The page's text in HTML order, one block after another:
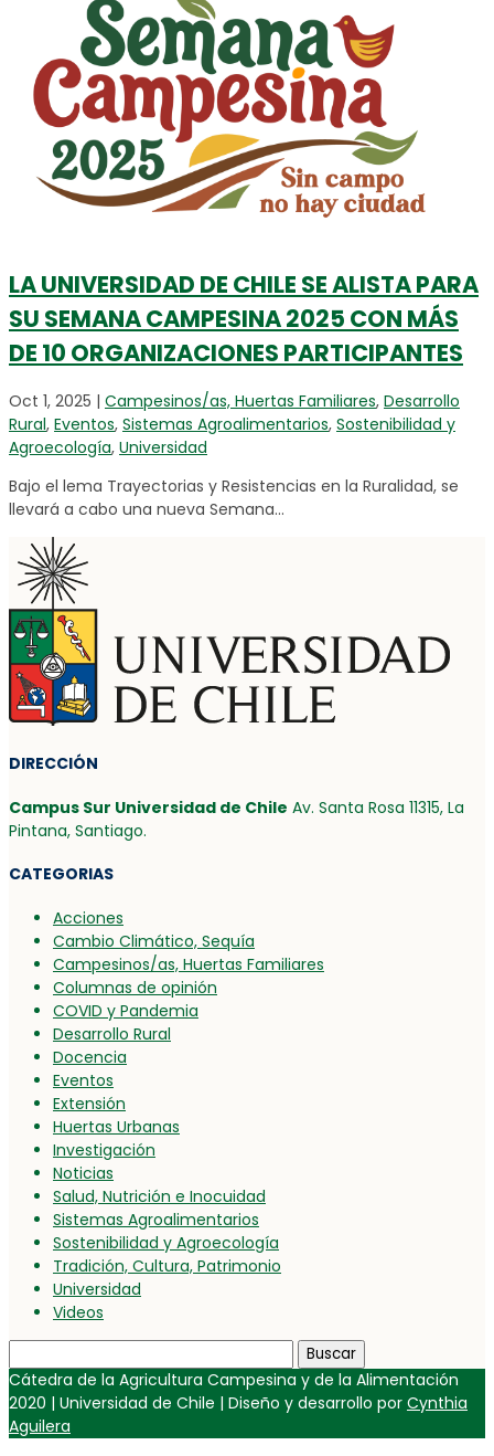
LA UNIVERSIDAD DE CHILE SE ALISTA PARA
SU SEMANA CAMPESINA 2025 CON MÁS
DE 10 ORGANIZACIONES PARTICIPANTES
Oct 1, 2025 | Campesinos/as, Huertas Familiares, Desarrollo
Rural, Eventos, Sistemas Agroalimentarios, Sostenibilidad y
Agroecología, Universidad
Bajo el lema Trayectorias y Resistencias en la Ruralidad, se
llevará a cabo una nueva Semana...
DIRECCIÓN
Campus Sur Universidad de Chile Av. Santa Rosa 11315, La
Pintana, Santiago.
CATEGORIAS
Acciones
Cambio Climático, Sequía
Campesinos/as, Huertas Familiares
Columnas de opinión
COVID y Pandemia
Desarrollo Rural
Docencia
Eventos
Extensión
Huertas Urbanas
Investigación
Noticias
Salud, Nutrición e Inocuidad
Sistemas Agroalimentarios
Sostenibilidad y Agroecología
Tradición, Cultura, Patrimonio
Universidad
Videos
Cátedra de la Agricultura Campesina y de la Alimentación
2020 | Universidad de Chile | Diseño y desarrollo por Cynthia
Aguilera